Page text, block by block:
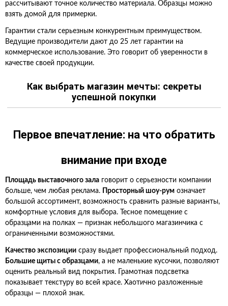
рассчитывают точное количество материала. Образцы можно
взять домой для примерки.
Гарантии стали серьезным конкурентным преимуществом.
Ведущие производители дают до 25 лет гарантии на
коммерческое использование. Это говорит об уверенности в
качестве своей продукции.
Как выбрать магазин мечты: секреты
успешной покупки
Первое впечатление: на что обратить
внимание при входе
Площадь выставочного зала говорит о серьезности компании
больше, чем любая реклама.
Просторный шоу-рум означает
большой ассортимент, возможность сравнить разные варианты,
комфортные условия для выбора. Тесное помещение с
образцами на полках — признак небольшого магазинчика с
ограниченными возможностями.
Качество экспозиции сразу выдает профессиональный подход.
Большие щиты с образцами, а не маленькие кусочки, позволяют
оценить реальный вид покрытия. Грамотная подсветка
показывает текстуру во всей красе. Хаотично разложенные
образцы — плохой знак.